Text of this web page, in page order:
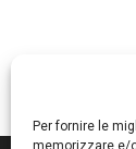
Per fornire le
memorizzare e/